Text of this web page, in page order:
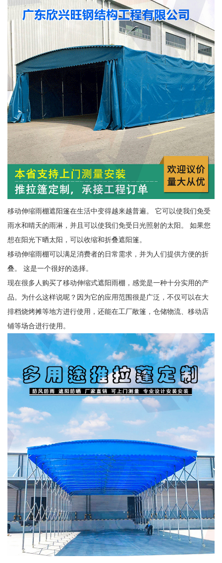
移动伸缩雨棚遮阳篷在生活中变得越来越普遍。 它可以使我们免受
雨水和晴天的雨淋，并且可以使我们免受日光照射的太阳。 如果您
想在阳光下晒太阳，可以收缩和折叠遮阳篷。
移动伸缩雨棚可以满足消费者的日常需求，并为人们提供方便的折
叠。 这是一个很好的选择。
现在很多人购买了移动伸缩式遮阳雨棚，感觉是一种十分实用的产
品。为什么这样说呢？因为它的应用范围很是广泛，不仅可以在大
排档烧烤摊等地方进行使用，还能在工厂敞篷，仓储物流、移动店
铺等场合进行使用。